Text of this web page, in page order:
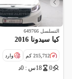
التسلسل 649766
كيا سيدونا 2016
215,712 كم وارد
0 18س : 0د